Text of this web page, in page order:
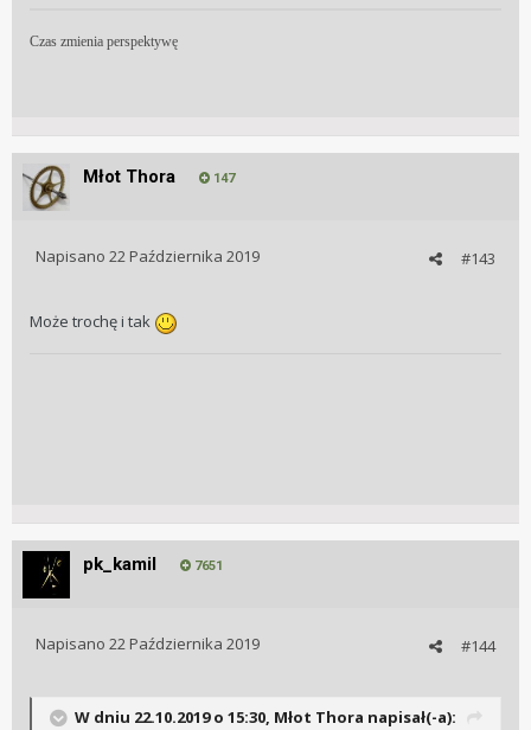
Czas zmienia perspektywę
Młot Thora 147
#143
Napisano 22 Października 2019
Może trochę i tak
pk_kamil 7651
#144
Napisano 22 Października 2019
W dniu 22.10.2019 o 15:30, Młot Thora napisał(-a):